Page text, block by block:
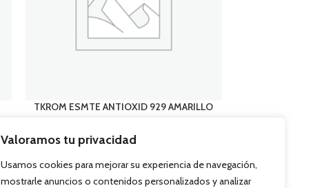
Valoramos tu privacidad
Usamos cookies para mejorar su experiencia de navegación,
mostrarle anuncios o contenidos personalizados y analizar
TKROM ESMTE ANTIOXID 929 AMARILLO
Metal , Acabados
CONÓCENOS